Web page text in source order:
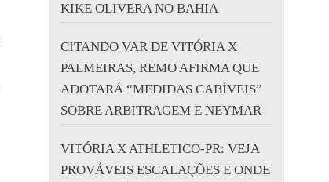
KIKE OLIVERA NO BAHIA
CITANDO VAR DE VITÓRIA X
PALMEIRAS, REMO AFIRMA QUE
ADOTARÁ “MEDIDAS CABÍVEIS”
SOBRE ARBITRAGEM E NEYMAR
VITÓRIA X ATHLETICO-PR: VEJA
PROVÁVEIS ESCALAÇÕES E ONDE